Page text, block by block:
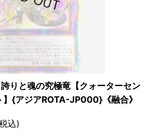
りと魂の究極竜【クォーターセン
】{アジアROTA-JP000}《融合》
込)